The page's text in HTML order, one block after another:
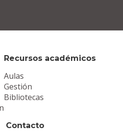
Recursos académicos
Aulas
Gestión
Bibliotecas
Contacto